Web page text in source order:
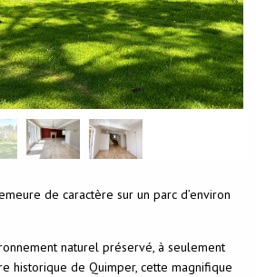
de caractère sur un parc d’environ
naturel préservé, à seulement
historique de Quimper, cette magnifique